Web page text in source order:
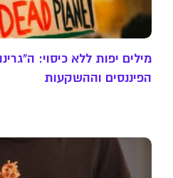
מילים יפות ללא כיסוי:
הפיננסים וההשקעות